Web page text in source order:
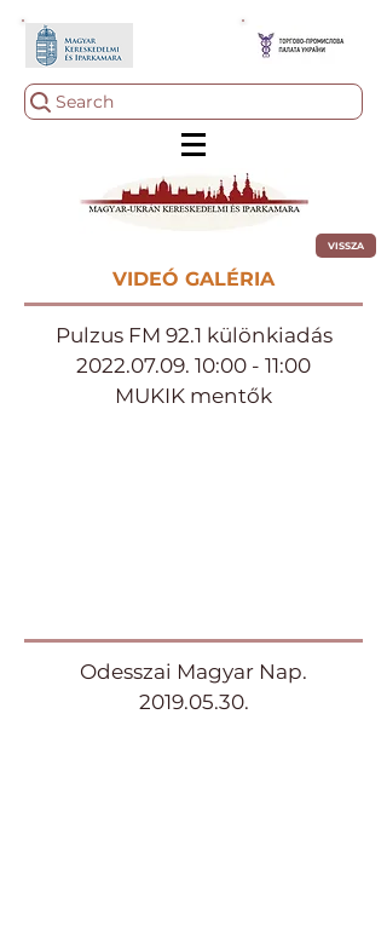
Search
VISSZA
VIDEÓ GALÉRIA
Pulzus FM 92.1 különkiadás
2022.07.09. 10:00 - 11:00
MUKIK mentők
Odesszai Magyar Nap.
2019.05.30.